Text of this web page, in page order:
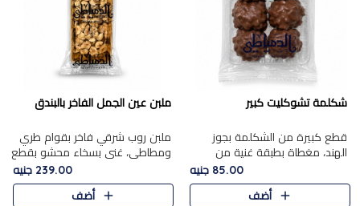
شكلمة تشوكليت كبير
قطع كبيرة من الشكلمة بجوز
الهند، مغطاة بطبقة غنية من
الشوكولاتة الفاخرة لتجمع بين
القوام الطري من الداخل مركز جوز
الهند المطاطي والمذاق الغن..
85.00 جنيه
أضف
ملبن عين الجمل الفاخر بالبندق
ملبن روب شرقي فاخر بقوام طري
ومطاطي، غني بسخاء محشو بقطع
عين الجمل والبندق المحمص التي
تضيف قرمشة مميزة مُرضية
ونكهة جوزية غنية في كل
239.00 جنيه
أضف